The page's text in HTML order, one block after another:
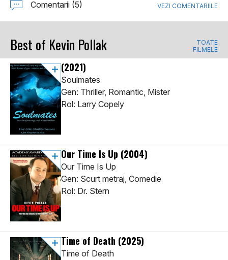
Comentarii (5) VEZI COMENTARIILE
Best of Kevin Pollak
TOATE
FILMELE
(2021)
Soulmates
Gen: Thriller, Romantic, Mister
Rol: Larry Copely
Our Time Is Up (2004)
Our Time Is Up
Gen: Scurt metraj, Comedie
Rol: Dr. Stern
Time of Death (2025)
Time of Death